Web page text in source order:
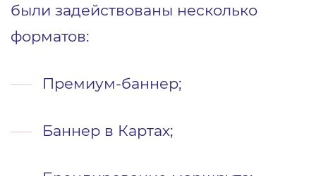
были задействованы несколько
форматов:
Премиум-баннер;
Баннер в Картах;